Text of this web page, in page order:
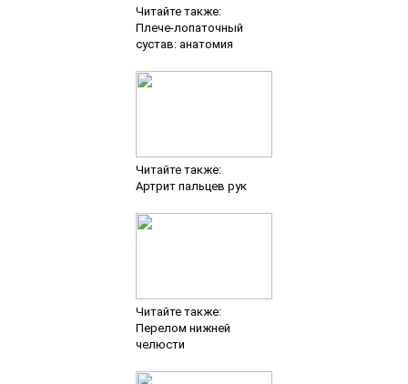
Читайте также:
Плече-лопаточный
сустав: анатомия
Читайте также:
Артрит пальцев рук
Читайте также:
Перелом нижней
челюсти